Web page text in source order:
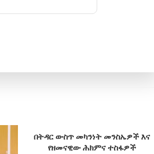
በትዳር ውስጥ መካንነት መንስኤዎች እና
የዘመናዊው ሕክምና ተስፋዎች